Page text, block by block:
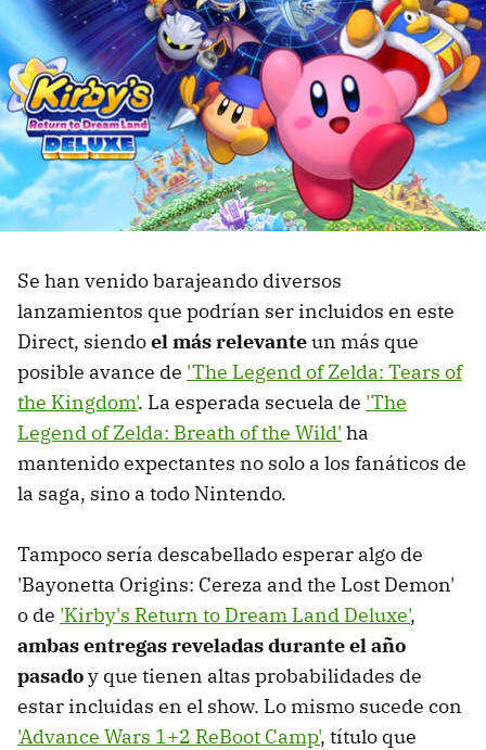
Se han venido barajeando diversos
lanzamientos que podrían ser incluidos en este
Direct, siendoel más relevanteun más que
posible avance de 'The Legend of Zelda: Tears of
the Kingdom'. La esperada secuela de 'The
Legend of Zelda: Breath of the Wild' ha
mantenido expectantes no solo a los fanáticos de
la saga, sino a todo Nintendo.
Tampoco sería descabellado esperar algo de
'Bayonetta Origins: Cereza and the Lost Demon'
o de 'Kirby's Return to Dream Land Deluxe',
ambas entregas reveladas durante el año
pasadoy que tienen altas probabilidades de
estar incluidas en el show. Lo mismo sucede con
'Advance Wars 1+2 ReBoot Camp', título que